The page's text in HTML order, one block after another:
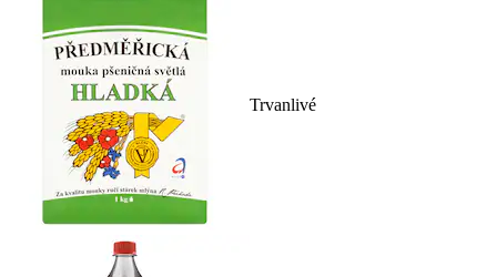
Trvanlivé